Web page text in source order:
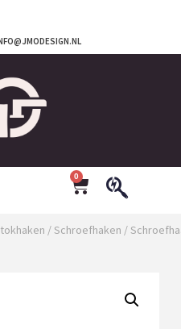
0
/Schroefhaken /